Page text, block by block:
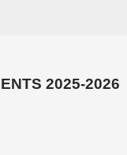
2025-2026